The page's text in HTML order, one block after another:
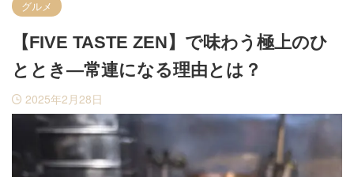
グルメ
【FIVE TASTE ZEN】で味わう極上のひ
ととき―常連になる理由とは？
2025年2月28日